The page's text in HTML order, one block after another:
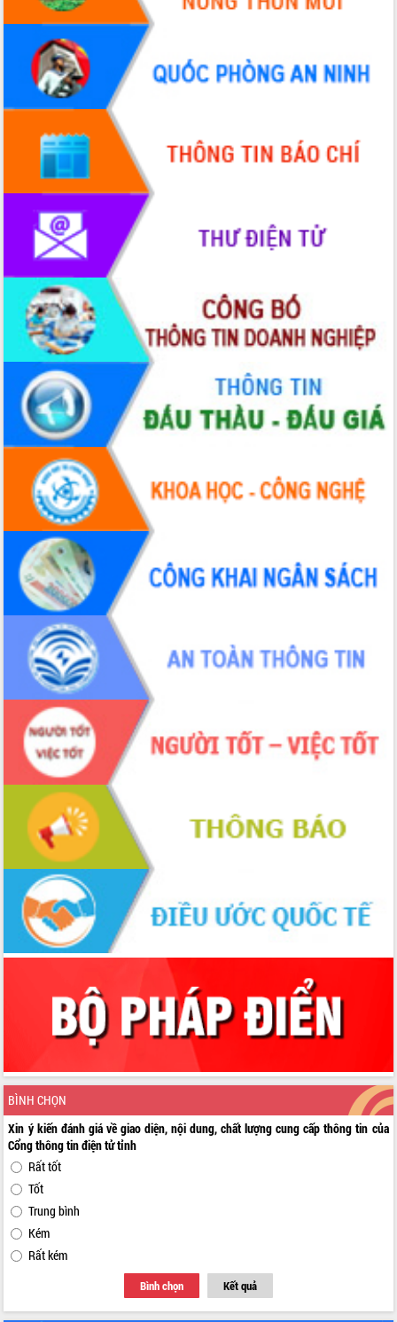
BÌNH CHỌN
Xin ý kiến đánh giá về giao diện, nội dung, chất lượng cung cấp thông tin của
Cổng thông tin điện tử tỉnh
Rất tốt
Tốt
Trung bình
Kém
Rất kém
Bình chọn Kết quả